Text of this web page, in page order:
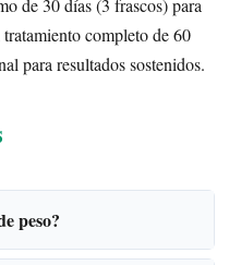
de 30 días (3 frascos) para
completo de 60
para resultados sostenidos.
peso?